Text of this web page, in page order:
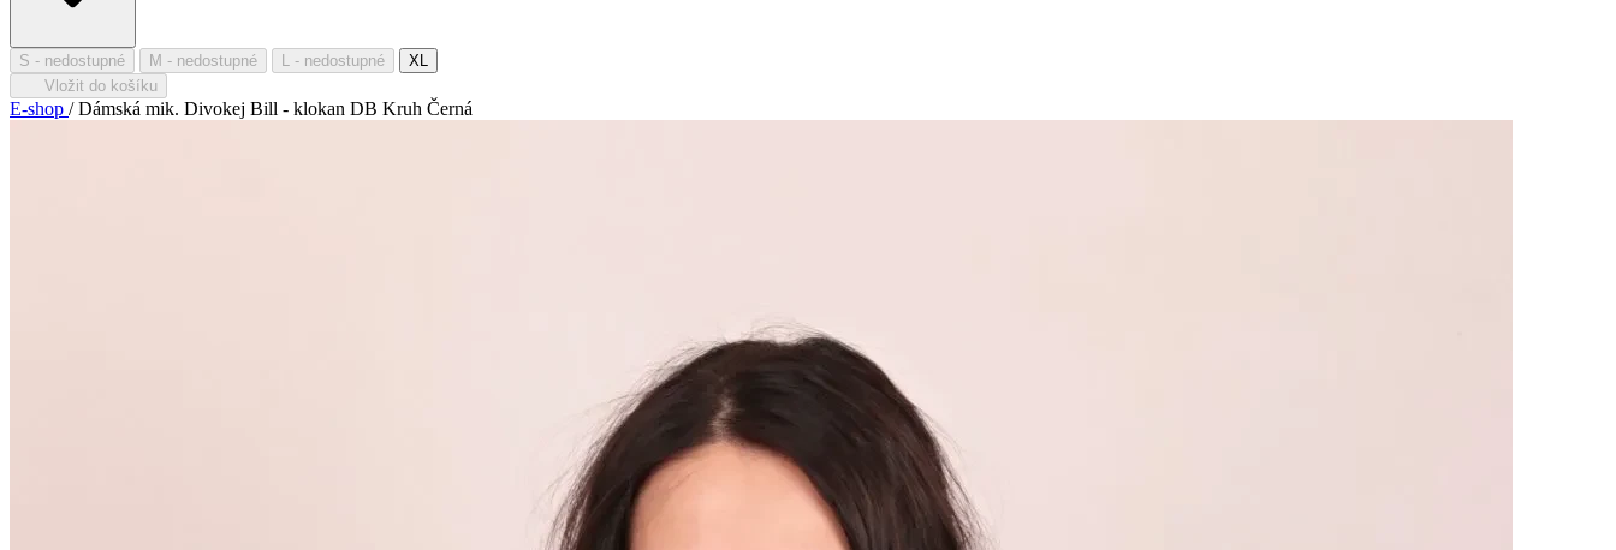
S - nedostupné M - nedostupné L - nedostupné
XL
Vložit do košíku
E-shop / Dámská mik. Divokej Bill - klokan DB Kruh Černá